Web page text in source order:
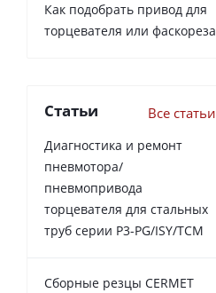
Как подобрать привод для
торцевателя или фаскореза
Статьи Все статьи
Диагностика и ремонт
пневмотора/
пневмопривода
торцевателя для стальных
труб серии P3-PG/ISY/TCM
Сборные резцы CERMET